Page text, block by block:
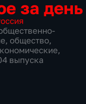
за день
, общество,
,
выпуска